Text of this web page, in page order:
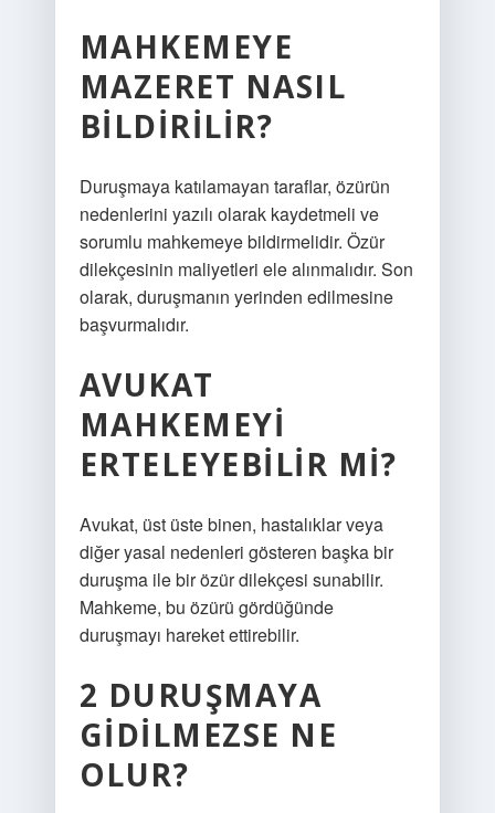
MAHKEMEYE
MAZERET NASIL
BILDIRILIR?
Duruşmaya katılamayan taraflar, özürün
nedenlerini yazılı olarak kaydetmeli ve
sorumlu mahkemeye bildirmelidir. Özür
dilekçesinin maliyetleri ele alınmalıdır. Son
olarak, duruşmanın yerinden edilmesine
başvurmalıdır.
AVUKAT
MAHKEMEYI
ERTELEYEBILIR MI?
Avukat, üst üste binen, hastalıklar veya
diğer yasal nedenleri gösteren başka bir
duruşma ile bir özür dilekçesi sunabilir.
Mahkeme, bu özürü gördüğünde
duruşmayı hareket ettirebilir.
2 DURUŞMAYA
GIDILMEZSE NE
OLUR?